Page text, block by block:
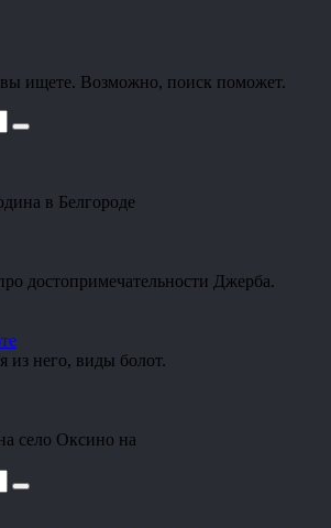
ищете. Возможно, поиск поможет.
в Белгороде
достопримечательности Джерба.
из него, виды болот.
село Оксино на